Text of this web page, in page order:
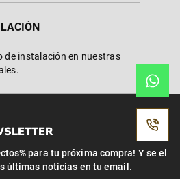
de instalación en nuestras
para tu próxima compra! Y se el
últimas noticias en tu email.